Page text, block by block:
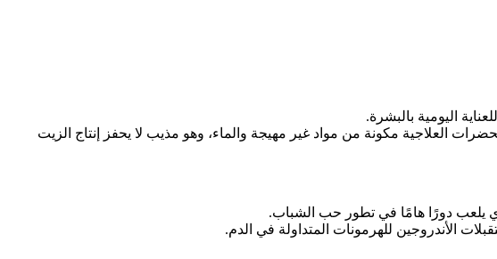
اليومية بالبشرة.
العلاجية مكونة من مواد غير مهيجة والماء، وهو مذيب لا يحفز إنتاج الزيت
يلعب دورًا هامًا في تطور حب الشباب.
الأندروجين للهرمونات المتداولة في الدم.